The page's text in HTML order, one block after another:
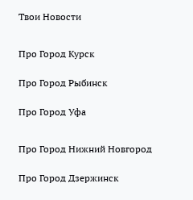
Твои Новости
Про Город Курск
Про Город Рыбинск
Про Город Уфа
Про Город Нижний Новгород
Про Город Дзержинск